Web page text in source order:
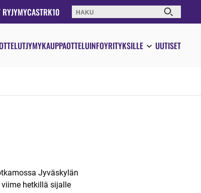
RYJYMYCASTRK10 Haku:
JYMYKAUPPAOTTELUINFOYRITYKSILLE UUTISET
Jyväskylän
hetkillä sijalle